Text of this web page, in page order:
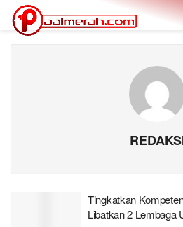
Tingkatkan
Libatkan 2 Lembaga